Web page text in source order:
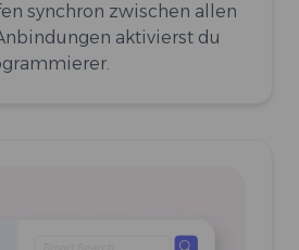
synchron zwischen allen
aktivierst du